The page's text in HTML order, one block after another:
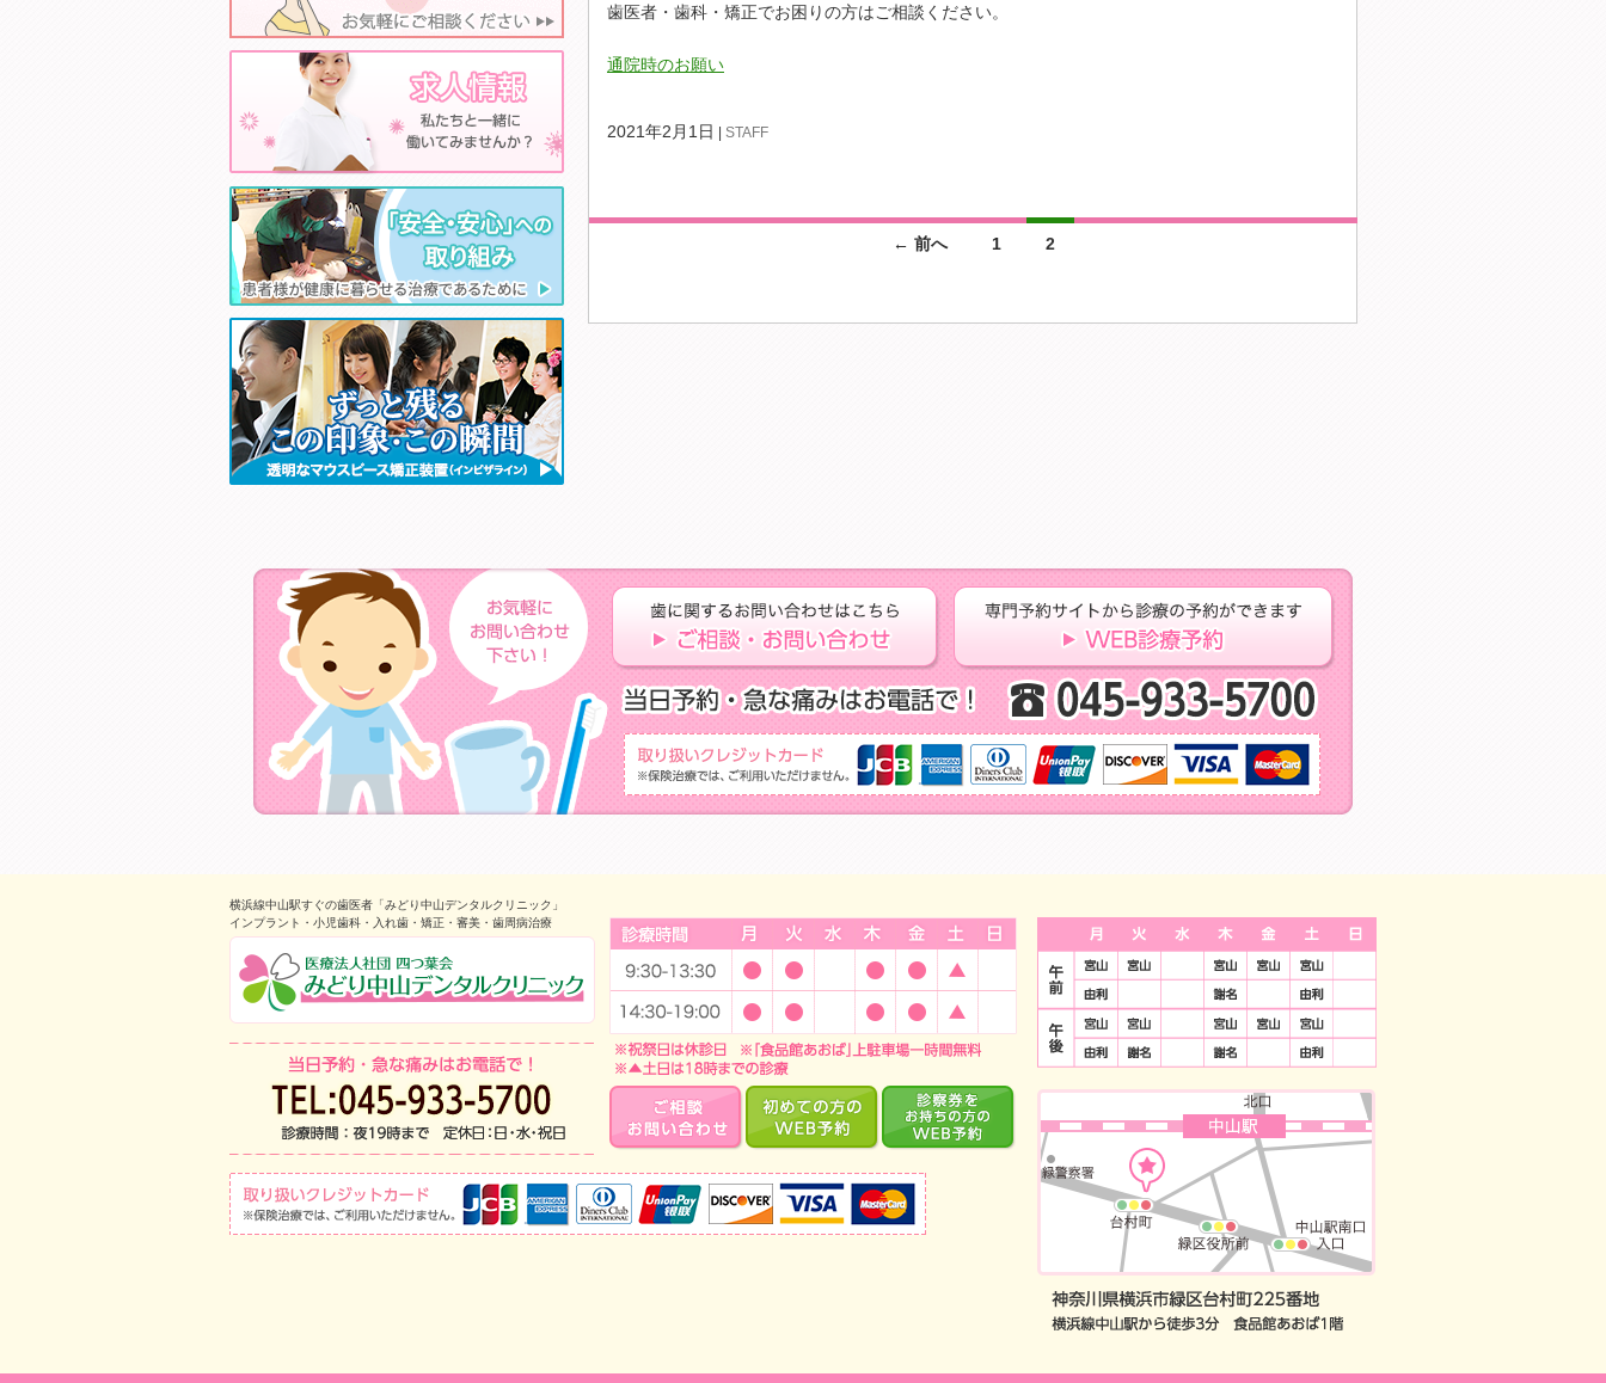
歯医者・歯科・矯正でお困りの方はご相談ください。
通院時のお願い
2021年2月1日 STAFF
ゲ
← 前へ 1 2
歯に関するお問い合わせはこちら ご相談・お問い合わせ
横浜線中山駅すぐの歯医者「みどり中山デンタルクリニック」
インプラント・小児歯科・入れ歯・矯正・審美・歯周病治療
中山のインプラント・小児歯科 みどり中山デンタルクリニック
当日予約・急な痛みはお電話で！TEL:045-933-5700 診療時間：夜19時まで 定休日：祝祭日
診療時間9：30-13：30 14:30-19:00 祝祭日は休診日 土日は18時までの休診
ご相談・お問い合わせはじめての方のWEB予約診察券をお持ちの方のWEB予約
取り扱いクレジットカード※保険治療では、ご利用いただけません。JCB/